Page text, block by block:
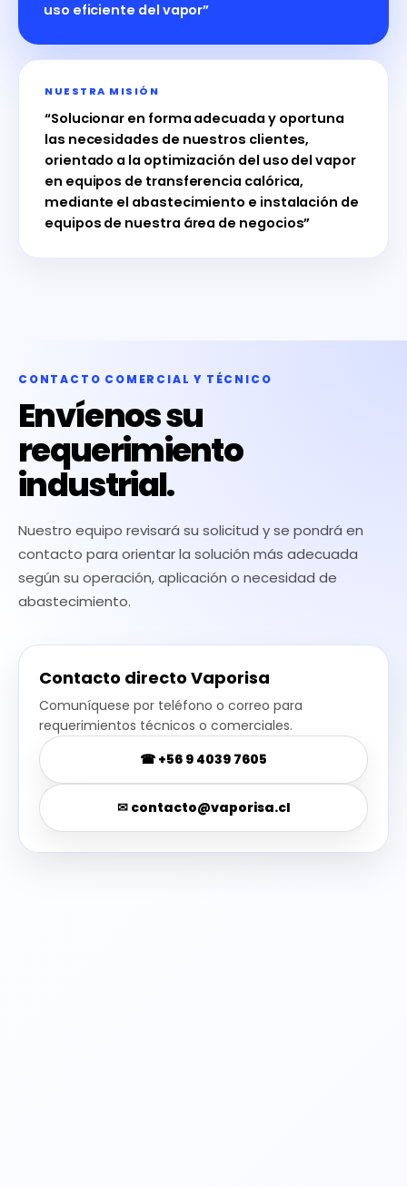
uso eficiente del vapor”
NUESTRA MISIÓN
“Solucionar en forma adecuada y oportuna
las necesidades de nuestros clientes,
orientado a la optimización del uso del vapor
en equipos de transferencia calórica,
mediante el abastecimiento e instalación de
equipos de nuestra área de negocios”
CONTACTO COMERCIAL Y TÉCNICO
Envíenos su
requerimiento
industrial.
Nuestro equipo revisará su solicitud y se pondrá en
contacto para orientar la solución más adecuada
según su operación, aplicación o necesidad de
abastecimiento.
Contacto directo Vaporisa
Comuníquese por teléfono o correo para
requerimientos técnicos o comerciales.
☎ +56 9 4039 7605
✉ contacto@vaporisa.cl